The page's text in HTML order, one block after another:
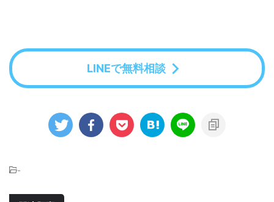
LINEで無料相談
-